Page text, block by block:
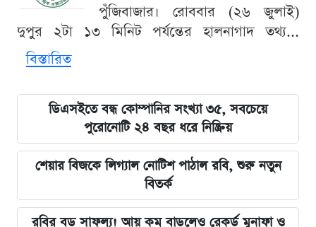
পুঁজিবাজার। রোববার (২৬ জুলাই)
দুপুর ২টা ১৩ মিনিট পর্যন্তের হালনাগাদ তথ্য...
বিস্তারিত
ডিএসইতে বন্ধ কোম্পানির সংখ্যা ৩৫, সবচেয়ে
পুরোনোটি ২৪ বছর ধরে নিষ্ক্রিয়
শেয়ার বিজকে লিগ্যাল নোটিশ পাঠাল রবি, শুরু নতুন
বিতর্ক
রবির বড় সাফল্য! আয় কম বাড়লেও রেকর্ড মুনাফা ও